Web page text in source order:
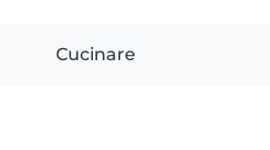
Cucinare